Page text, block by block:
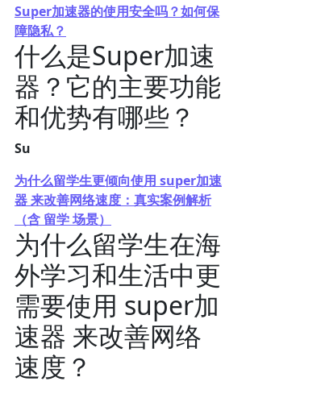
Super加速器的使用安全吗？如何保
障隐私？
什么是Super加速
器？它的主要功能
和优势有哪些？
Su
为什么留学生更倾向使用 super加速
器 来改善网络速度：真实案例解析
（含 留学 场景）
为什么留学生在海
外学习和生活中更
需要使用 super加
速器 来改善网络
速度？